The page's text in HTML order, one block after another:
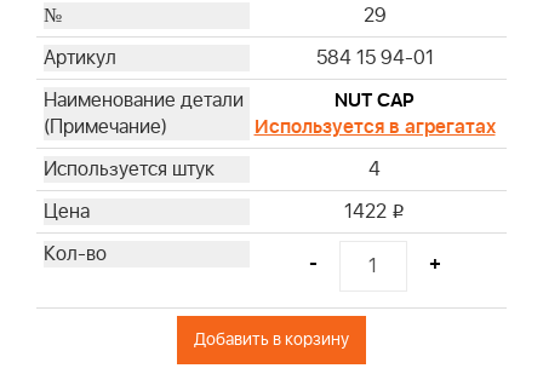
29
584 15 94-01
NUT CAP
Используется в агрегатах
4
1422 i
- +
Добавить в корзину